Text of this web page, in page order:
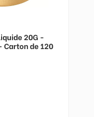
20G -
Carton de 120